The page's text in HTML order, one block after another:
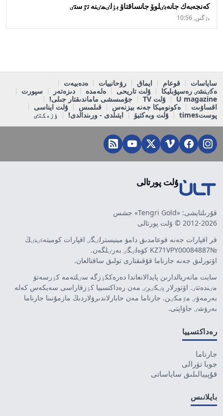
كەنجەبەك جانەبٸلوۆ جانساقتاۋ بٶلٸمٸنە تٷستٸ
بٷگىن, 10:56
ساياسات قوعام ايماق رۋحانييات
ەدەبيەت
ەكٸنشٸ رەسپۋبليكا
ۇلت تاريحى ەلەمدە دىزەتەر
سپورت
U magazine
ۇلت TV
جۇمىسشى ماماندىقتار جىلى!
اقساۋىت
ەكونوميكا جەنە بيزنەس قىلمىس
ۇلت ايناسى
پوستtimes
ۇلت وبەكتيۆ ايتىلدى - ورىندالدى! ٶزەكتٸ
ۇلت پورتالى
قۇرىلتايشى: «Tengri Gold» جشس
2012-2026 © ۇلت پورتالى
قر اقپارات جەنە قوعامدىق دامۋ مينيسترلٸگٸ اقپارات كوميتەتٸنٸڭ
№KZ71VPY00084887 كۋەلٸگٸ بەرٸلگەن.
اۆتورلىق جەنە جارناما قۇقىقتارى تولىق ساقتالعان.
سايت ماتەريالدارىن پايدالانعاندا دەرەككٶزگە سٸلتەمە كٶرسەتۋ
مٸندەتتٸ. اۆتورلار پٸكٸرٸ مەن رەداكتسييا كٶزقاراسى سەيكەس كەلە
بەرمەۋٸ مٷمكٸن. جارناما مەن حابارلاندىرۋلاردىڭ مازمۇنىنا جارناما
بەرۋشٸ جاۋاپتى.
رەداكتسييا
جارناما
جوبا تۋرالى
قۇپييالىلىق ساياساتى
بايلانىس